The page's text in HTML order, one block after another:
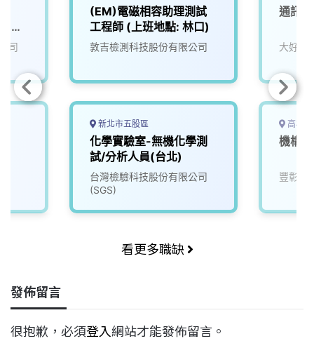
林
司
(EM)電磁相容助理測試
工程師 (上班地點: 林口)
敦吉檢測科技股份有限公司
新北市五股區
化學實驗室-無機化學測
試/分析人員(台北)
台灣檢驗科技股份有限公司
(SGS)
通訊
大好企
高雄
機構
豐彰國
看更多職缺
發佈留言
很抱歉，必須登入網站才能發佈留言。